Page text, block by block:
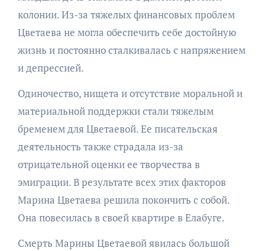
колонии. Из-за тяжелых финансовых проблем
Цветаева не могла обеспечить себе достойную
жизнь и постоянно сталкивалась с напряжением
и депрессией.
Одиночество, нищета и отсутствие моральной и
материальной поддержки стали тяжелым
бременем для Цветаевой. Ее писательская
деятельность также страдала из-за
отрицательной оценки ее творчества в
эмиграции. В результате всех этих факторов
Марина Цветаева решила покончить с собой.
Она повесилась в своей квартире в Елабуге.
Смерть Марины Цветаевой явилась большой